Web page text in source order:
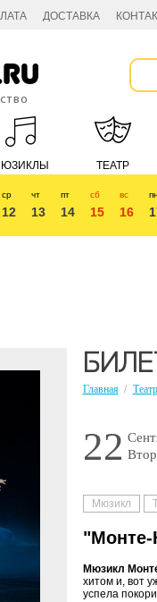
ДОСТАВКА
ТЕАТР
ср
12
чт
13
пт
14
сб
15
вс
16
пн
Главная / Театр
22
Мюзикл
"Монте-
Мюзикл
хитом и, вот
успела